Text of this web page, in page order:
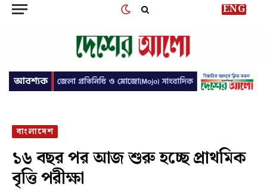
ENG
বাংলাদেশ
১৬ বছর পর আজ শুরু হচ্ছে প্রাথমিক
বৃত্তি পরীক্ষা